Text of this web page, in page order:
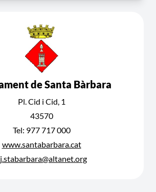
de Santa Bàrbara
Pl. Cid i Cid, 1
43570
Tel: 977 717 000
www.santabarbara.cat